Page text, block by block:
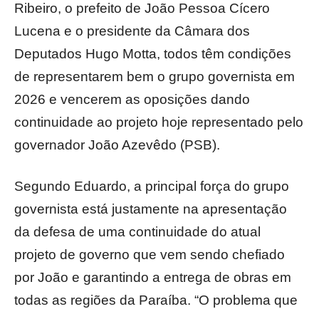
Ribeiro, o prefeito de João Pessoa Cícero
Lucena e o presidente da Câmara dos
Deputados Hugo Motta, todos têm condições
de representarem bem o grupo governista em
2026 e vencerem as oposições dando
continuidade ao projeto hoje representado pelo
governador João Azevêdo (PSB).
Segundo Eduardo, a principal força do grupo
governista está justamente na apresentação
da defesa de uma continuidade do atual
projeto de governo que vem sendo chefiado
por João e garantindo a entrega de obras em
todas as regiões da Paraíba. “O problema que